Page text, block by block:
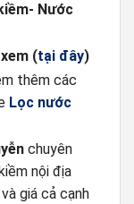
Nước
(tại đây)
thêm các
Lọc nước
chuyên
nội địa
giá cả cạnh